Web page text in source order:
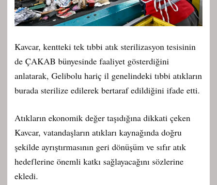
Kavcar, kentteki tek tıbbi atık sterilizasyon tesisinin
de ÇAKAB bünyesinde faaliyet gösterdiğini
anlatarak, Gelibolu hariç il genelindeki tıbbi atıkların
burada sterilize edilerek bertaraf edildiğini ifade etti.
Atıkların ekonomik değer taşıdığına dikkati çeken
Kavcar, vatandaşların atıkları kaynağında doğru
şekilde ayrıştırmasının geri dönüşüm ve sıfır atık
hedeflerine önemli katkı sağlayacağını sözlerine
ekledi.